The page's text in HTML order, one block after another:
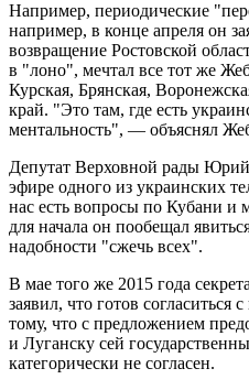
Например, периодические
например, в конце апреля он
возвращение Ростовской
в "лоно", мечтал все тот же
Курская, Брянская,
край. "Это там, где есть
ментальность", — объяснял
Депутат Верховной рады Юрий
эфире одного из украинских
нас есть вопросы по Кубани и
для начала он пообещал
надобности "сжечь всех".
В мае того же 2015 года
заявил, что готов согласиться
тому, что с предложением
и Луганску сей
категорически не согласен.